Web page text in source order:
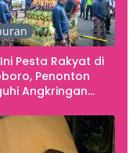
Pesta Rakyat di
Penonton
Angkringan